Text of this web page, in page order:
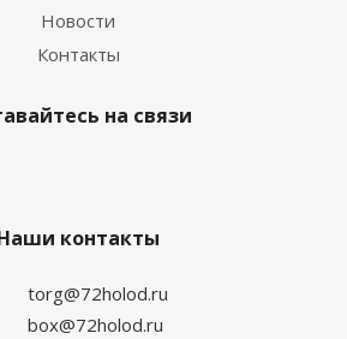
Новости
Контакты
на связи
контакты
torg@72holod.ru
box@72holod.ru